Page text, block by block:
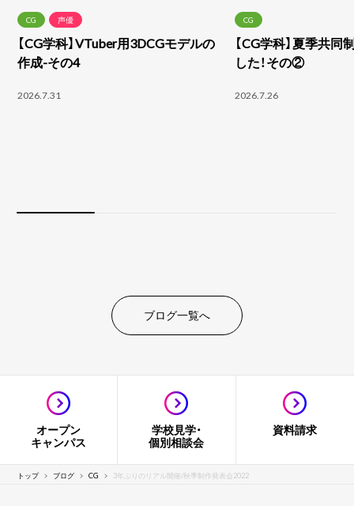
CG 声優
【CG学科】VTuber用3DCGモデルの
作成-その4
2026.7.31
CG
【CG学科】夏季共
した！その②
2026.7.26
ブログ一覧へ
オープン
キャンパス
学校見学・
個別相談会
資料請求
トップ ブログ CG 3年ぶりのリアル開催/秋季制作発表会2022